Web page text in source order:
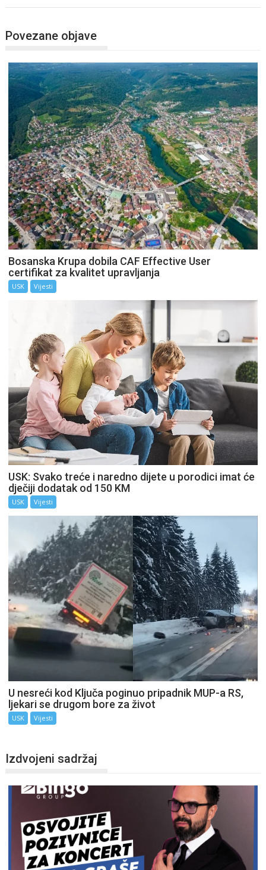
Povezane objave
Bosanska Krupa dobila CAF Effective User
certifikat za kvalitet upravljanja
USK Vijesti
USK: Svako treće i naredno dijete u porodici imat će
dječiji dodatak od 150 KM
USK Vijesti
U nesreći kod Ključa poginuo pripadnik MUP-a RS,
ljekari se drugom bore za život
USK Vijesti
Izdvojeni sadržaj